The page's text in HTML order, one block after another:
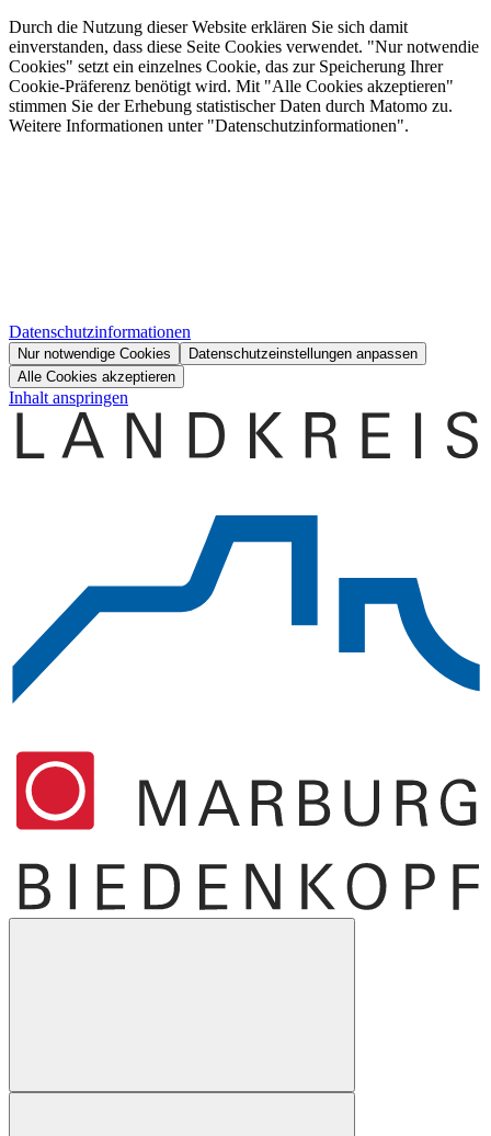
Durch die Nutzung dieser Website erklären Sie sich damit
einverstanden, dass diese Seite Cookies verwendet. "Nur notwendie
Cookies" setzt ein einzelnes Cookie, das zur Speicherung Ihrer
Cookie-Präferenz benötigt wird. Mit "Alle Cookies akzeptieren"
stimmen Sie der Erhebung statistischer Daten durch Matomo zu.
Weitere Informationen unter "Datenschutzinformationen".
Datenschutzinformationen
Nur notwendige Cookies
Datenschutzeinstellungen anpassen
Alle Cookies akzeptieren
Inhalt anspringen